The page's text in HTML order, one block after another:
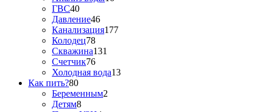
ГВС40
Давление46
Канализация177
Колодец78
Скважина131
Счетчик76
Холодная вода13
Как пить?80
Беременным2
Детям8